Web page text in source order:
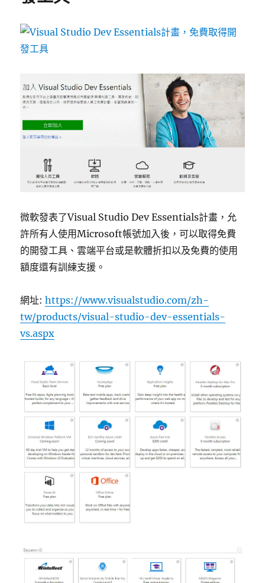
微軟發表了Visual Studio Dev Essentials計畫，允
許所有人使用Microsoft帳號加入後，可以取得免費
的開發工具、雲端平台或是軟體折扣以及免費的使用
額度還有訓練支援。
網址:https://www.visualstudio.com/zh-
tw/products/visual-studio-dev-essentials-
vs.aspx